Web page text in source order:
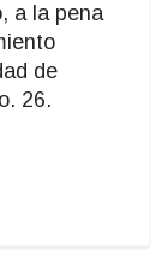
a la pena
de
26.